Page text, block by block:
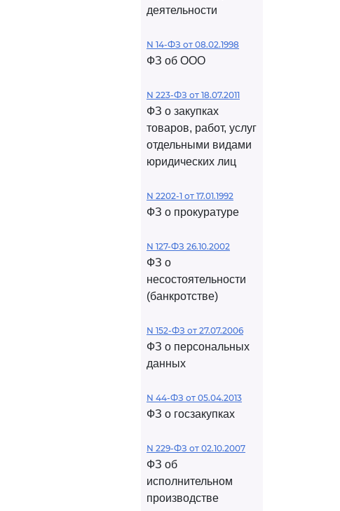
деятельности
N 14-ФЗ от 08.02.1998
ФЗ об ООО
N 223-ФЗ от 18.07.2011
ФЗ о закупках
товаров, работ, услуг
отдельными видами
юридических лиц
N 2202-1 от 17.01.1992
ФЗ о прокуратуре
N 127-ФЗ 26.10.2002
ФЗ о
несостоятельности
(банкротстве)
N 152-ФЗ от 27.07.2006
ФЗ о персональных
данных
N 44-ФЗ от 05.04.2013
ФЗ о госзакупках
N 229-ФЗ от 02.10.2007
ФЗ об
исполнительном
производстве